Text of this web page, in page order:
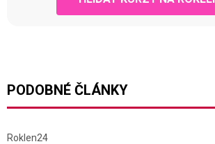
PODOBNÉ ČLÁNKY
Roklen24